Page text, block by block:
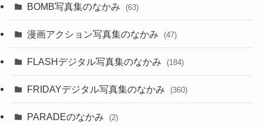
BOMB写真集のなかみ (63)
漫画アクション写真集のなかみ (47)
FLASHデジタル写真集のなかみ (184)
FRIDAYデジタル写真集のなかみ (360)
PARADEのなかみ (2)